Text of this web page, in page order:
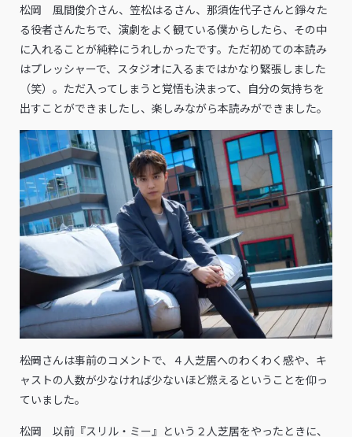
松岡 風間俊介さん、笠松はるさん、那須佐代子さんと錚々た
る役者さんたちで、演劇をよく観ている僕からしたら、その中
に入れることが純粋にうれしかったです。ただ初めての本読み
はプレッシャーで、スタジオに入るまではかなり緊張しました
（笑）。ただ入ってしまうと覚悟も決まって、自分の気持ちを
出すことができましたし、楽しみながら本読みができました。
――松岡さんは事前のコメントで、４人芝居へのわくわく感や、キ
ャストの人数が少なければ少ないほど燃えるということを仰っ
ていました。
松岡 以前『スリル・ミー』という２人芝居をやったときに、